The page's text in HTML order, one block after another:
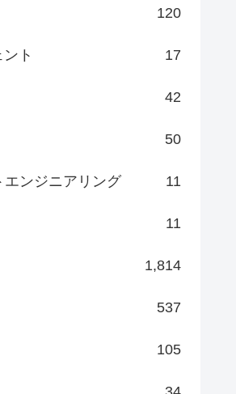
120
ト 17
42
50
エンジニアリング 11
11
1,814
537
105